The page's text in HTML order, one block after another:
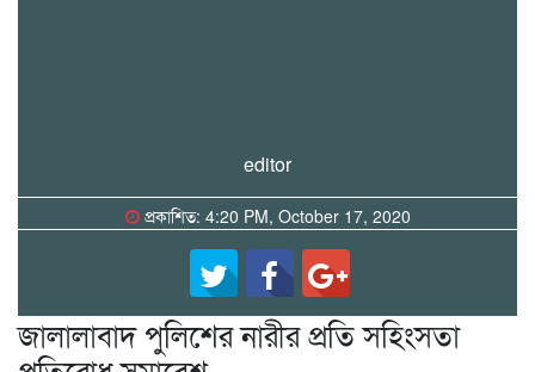
editor
প্রকাশিত: 4:20 PM, October 17, 2020
জালালাবাদ পুলিশের নারীর প্রতি সহিংসতা